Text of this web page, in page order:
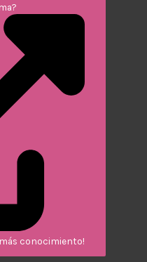
más conocimiento!